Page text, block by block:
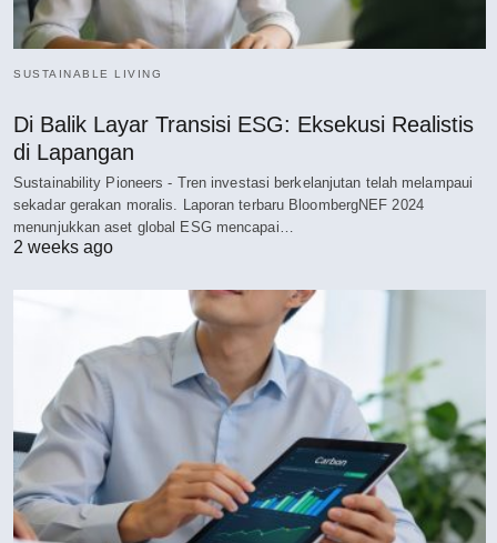
SUSTAINABLE LIVING
Di Balik Layar Transisi ESG: Eksekusi Realistis
di Lapangan
Sustainability Pioneers - Tren investasi berkelanjutan telah melampaui
sekadar gerakan moralis. Laporan terbaru BloombergNEF 2024
menunjukkan aset global ESG mencapai…
2 weeks ago